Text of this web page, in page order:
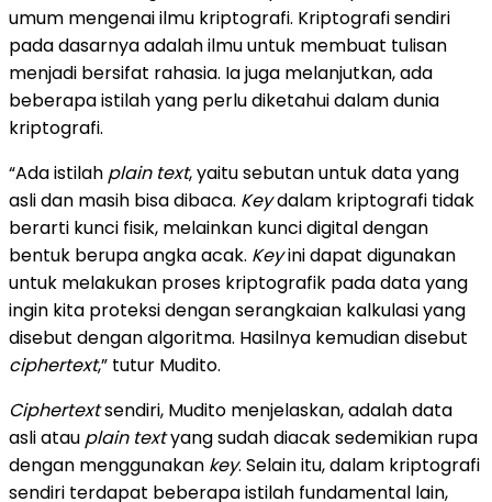
umum mengenai ilmu kriptografi. Kriptografi sendiri
pada dasarnya adalah ilmu untuk membuat tulisan
menjadi bersifat rahasia. Ia juga melanjutkan, ada
beberapa istilah yang perlu diketahui dalam dunia
kriptografi.
“Ada istilah plain text, yaitu sebutan untuk data yang
asli dan masih bisa dibaca. Keydalam kriptografi tidak
berarti kunci fisik, melainkan kunci digital dengan
bentuk berupa angka acak. Keyini dapat digunakan
untuk melakukan proses kriptografik pada data yang
ingin kita proteksi dengan serangkaian kalkulasi yang
disebut dengan algoritma. Hasilnya kemudian disebut
ciphertext,” tutur Mudito.
Ciphertextsendiri, Mudito menjelaskan, adalah data
asli atau plain textyang sudah diacak sedemikian rupa
dengan menggunakan key. Selain itu, dalam kriptografi
sendiri terdapat beberapa istilah fundamental lain,